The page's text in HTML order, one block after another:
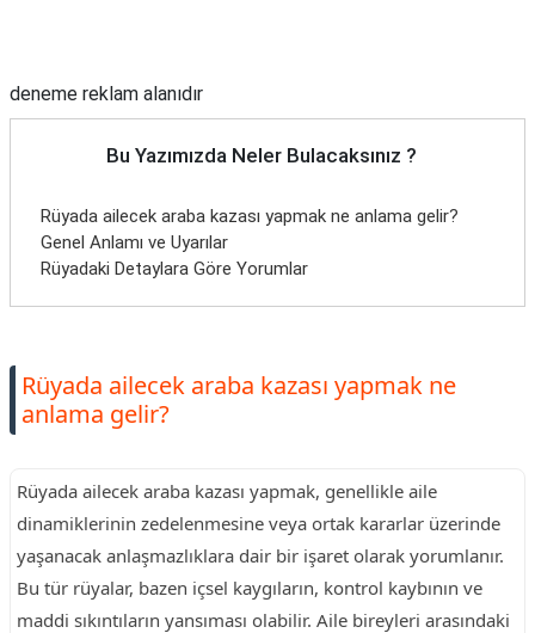
deneme reklam alanıdır
Bu Yazımızda Neler Bulacaksınız ?
Rüyada ailecek araba kazası yapmak ne anlama gelir?
Genel Anlamı ve Uyarılar
Rüyadaki Detaylara Göre Yorumlar
Rüyada ailecek araba kazası yapmak ne
anlama gelir?
Rüyada ailecek araba kazası yapmak, genellikle aile
dinamiklerinin zedelenmesine veya ortak kararlar üzerinde
yaşanacak anlaşmazlıklara dair bir işaret olarak yorumlanır.
Bu tür rüyalar, bazen içsel kaygıların, kontrol kaybının ve
maddi sıkıntıların yansıması olabilir. Aile bireyleri arasındaki